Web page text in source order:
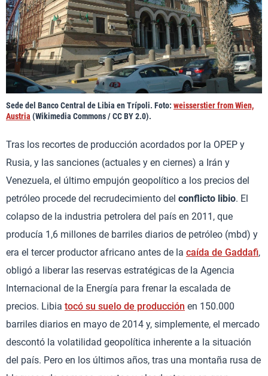
Sede del Banco Central de Libia en Trípoli. Foto: weisserstier from Wien,
Austria (Wikimedia Commons / CC BY 2.0).
Tras los recortes de producción acordados por la OPEP y
Rusia, y las sanciones (actuales y en ciernes) a Irán y
Venezuela, el último empujón geopolítico a los precios del
petróleo procede del recrudecimiento del conflicto libio. El
colapso de la industria petrolera del país en 2011, que
producía 1,6 millones de barriles diarios de petróleo (mbd) y
era el tercer productor africano antes de la caída de Gaddafi,
obligó a liberar las reservas estratégicas de la Agencia
Internacional de la Energía para frenar la escalada de
precios. Libia tocó su suelo de producción en 150.000
barriles diarios en mayo de 2014 y, simplemente, el mercado
descontó la volatilidad geopolítica inherente a la situación
del país. Pero en los últimos años, tras una montaña rusa de